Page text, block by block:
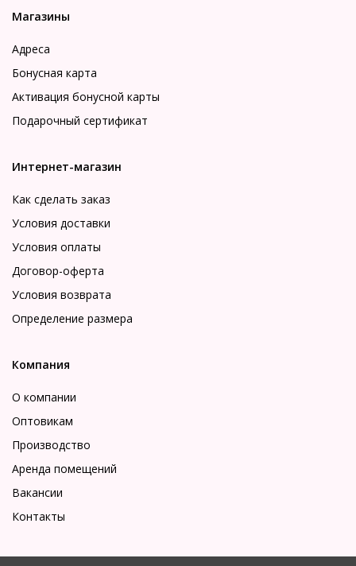
Магазины
Адреса
Бонусная карта
Активация бонусной карты
Подарочный сертификат
Интернет-магазин
Как сделать заказ
Условия доставки
Условия оплаты
Договор-оферта
Условия возврата
Определение размера
Компания
О компании
Оптовикам
Производство
Аренда помещений
Вакансии
Контакты